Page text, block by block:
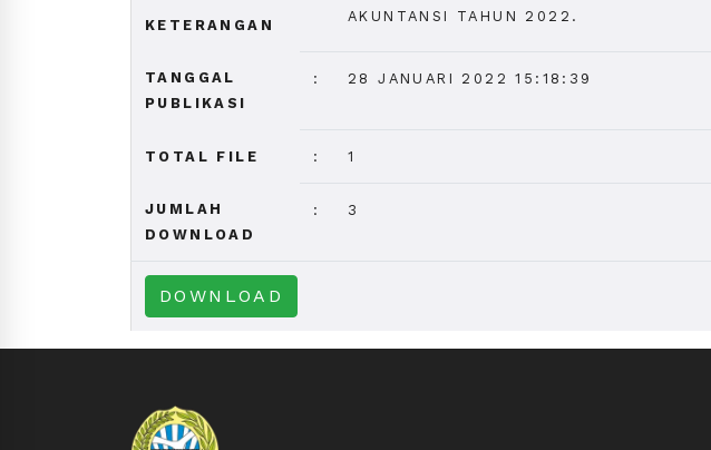
KETERANGAN
AKUNTANSI TAHUN 2022.
TANGGAL
PUBLIKASI
: 28 JANUARI 2022 15:18:39
TOTAL FILE : 1
JUMLAH
DOWNLOAD
: 3
DOWNLOAD